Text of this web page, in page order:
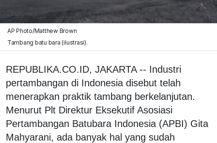
AP Photo/Matthew Brown
Tambang batu bara (ilustrasi).
REPUBLIKA.CO.ID, JAKARTA -- Industri
pertambangan di Indonesia disebut telah
menerapkan praktik tambang berkelanjutan.
Menurut Plt Direktur Eksekutif Asosiasi
Pertambangan Batubara Indonesia (APBI) Gita
Mahyarani, ada banyak hal yang sudah